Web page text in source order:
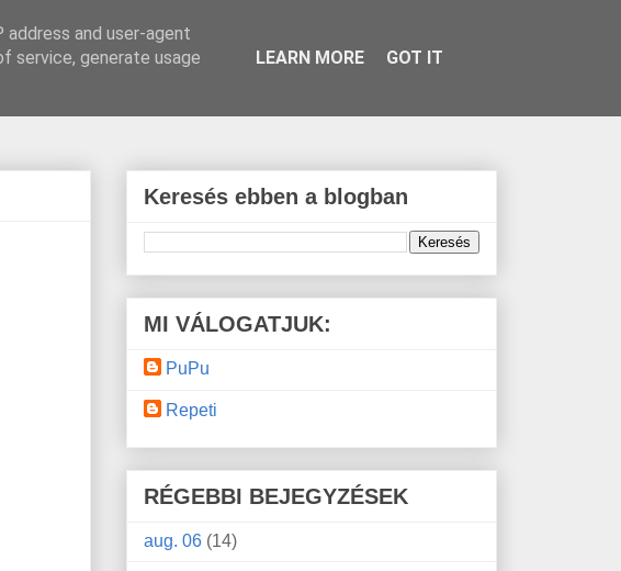
Keresés ebben a blogban
MI VÁLOGATJUK:
PuPu
Repeti
RÉGEBBI BEJEGYZÉSEK
aug. 06 (14)
and user-agent
service, generate usage
LEARN MORE GOT IT